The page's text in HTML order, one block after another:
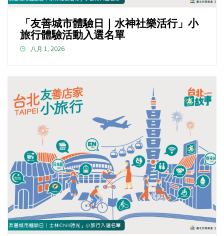
「友善城市體驗日｜水神社樂活行」小
旅行體驗活動入選名單
八月 1, 2026